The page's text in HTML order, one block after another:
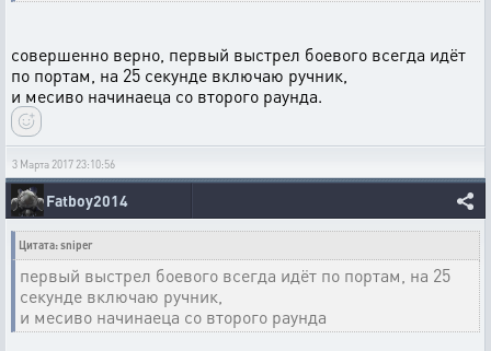
совершенно верно, первый выстрел боевого всегда идёт
по портам, на 25 секунде включаю ручник,
и месиво начинаеца со второго раунда.
3 Марта 2017 23:10:56
Fatboy2014
Цитата: sniper
первый выстрел боевого всегда идёт по портам, на 25
секунде включаю ручник,
и месиво начинаеца со второго раунда